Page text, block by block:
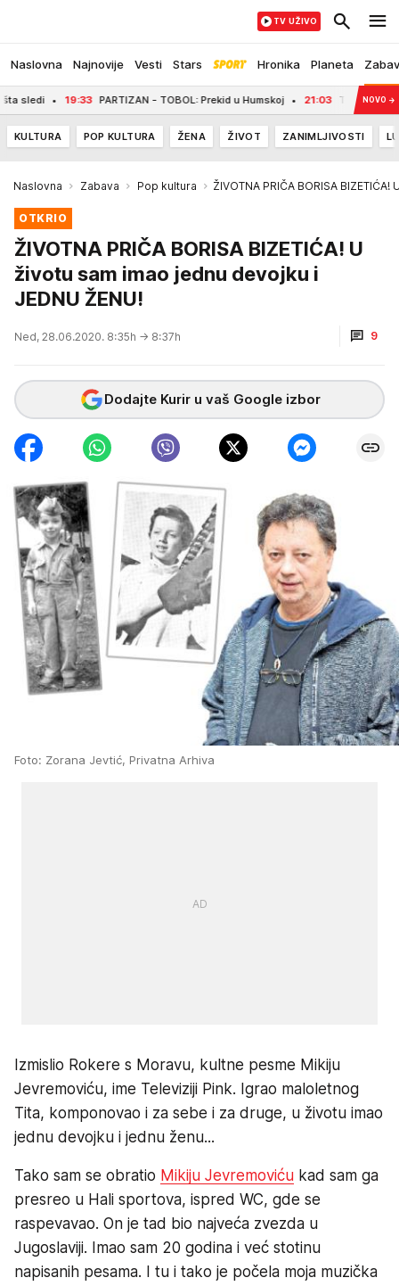
Naslovna Najnovije Vesti Stars Hronika Planeta
TV UŽIVO
PARTIZAN - TOBOL: Prekid u Humskoj 21:03 TRAGEDIJA KOD ULCINJA:
NOVO →
KULTURA POP KULTURA ŽENA ŽIVOT ZANIMLJIVOSTI
Naslovna Zabava Pop kultura ŽIVOTNA PRIČA BORISA
OTKRIO
ŽIVOTNA PRIČA BORISA BIZETIĆA! U
životu sam imao jednu devojku i
JEDNU ŽENU!
Ned, 28.06.2020. 8:35h → 8:37h 9
Dodajte Kurir u vaš Google izbor
Foto: Zorana Jevtić, Privatna Arhiva
Izmislio Rokere s Moravu, kultne pesme Mikiju
Jevremoviću, ime Televiziji Pink. Igrao maloletnog
Tita, komponovao i za sebe i za druge, u životu imao
jednu devojku i jednu ženu...
Tako sam se obratio Mikiju Jevremoviću kad sam ga
presreo u Hali sportova, ispred WC, gde se
raspevavao. On je tad bio najveća zvezda u
Jugoslaviji. Imao sam 20 godina i već stotinu
napisanih pesama. I tu i tako je počela moja muzička